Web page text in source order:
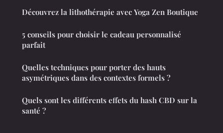
Découvrez la lithothérapie avec Yoga Zen Boutique
5 conseils pour choisir le cadeau personnalisé
parfait
Quelles techniques pour porter des hauts
asymétriques dans des contextes formels ?
Quels sont les différents effets du hash CBD sur la
santé ?